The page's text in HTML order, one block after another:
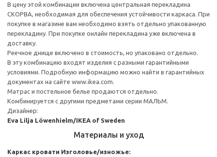
В цену этой комбинации включена центральная перекладина
СКОРВА, необходимая для обеспечения устойчивости каркаса. При
покупке в магазине вам необходимо взять отдельно упакованную
перекладину. При покупке онлайн перекладина уже включена в
доставку.
Реечное днище включено в стоимость, но упаковано отдельно.
В эту комбинацию входят изделия с разными гарантийными
условиями. Подробную информацию можно найти в гарантийных
документах на сайте www.ikea.com.
Матрас и постельное белье продаются отдельно.
Комбинируется с другими предметами серии МАЛЬМ.
Дизайнер:
Eva Lilja Löwenhielm/IKEA of Sweden
Материалы и уход
Каркас кровати Изголовье/изножье: